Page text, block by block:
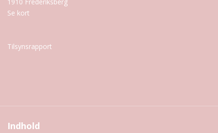
1910 Frederiksberg
Se kort
Tilsynsrapport
Indhold